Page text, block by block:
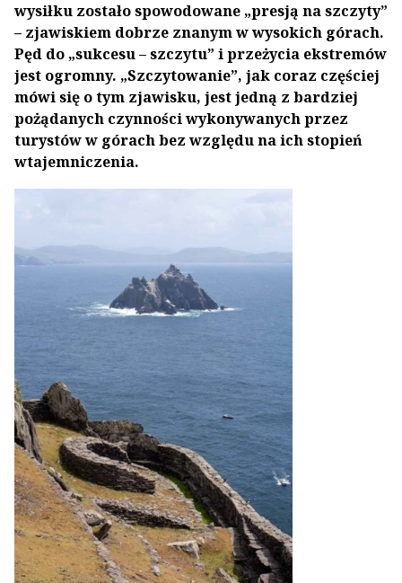
wysiłku zostało spowodowane „presją na szczyty”
– zjawiskiem dobrze znanym w wysokich górach.
Pęd do „sukcesu – szczytu” i przeżycia ekstremów
jest ogromny. „Szczytowanie”, jak coraz częściej
mówi się o tym zjawisku, jest jedną z bardziej
pożądanych czynności wykonywanych przez
turystów w górach bez względu na ich stopień
wtajemniczenia.